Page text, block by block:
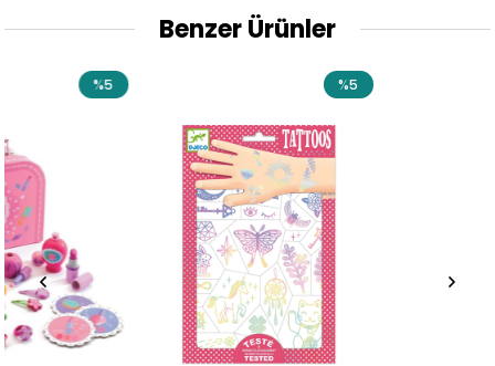
Benzer Ürünler